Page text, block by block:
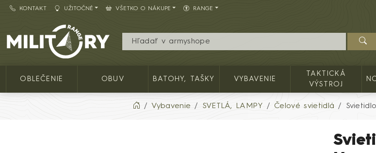
KONTAKT UŽITOČNÉ VŠETKO O NÁKUPE RANGE
Army shop MILITARY RANGE SK
OBLEČENIE OBUV BATOHY, TAŠKY VYBAVENIE
TAKTICKÁ
VÝSTROJ
Vybavenie SVETLÁ, LAMPY Čelové svietidlá